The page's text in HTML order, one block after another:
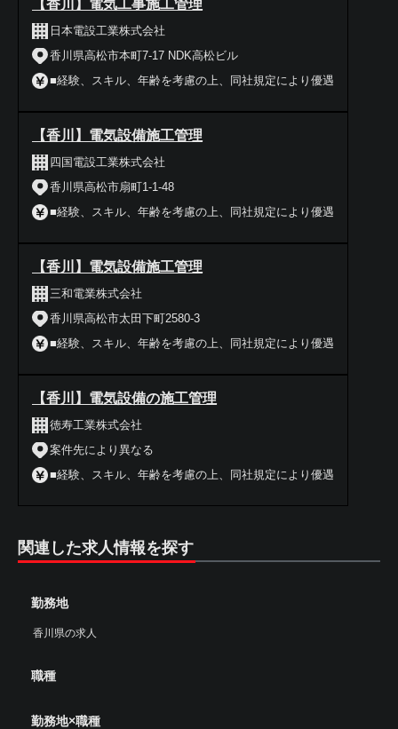
【香川】電気工事施工管理
日本電設工業株式会社
香川県高松市本町7‐17 NDK高松ビル
■経験、スキル、年齢を考慮の上、同社規定により優遇
【香川】電気設備施工管理
四国電設工業株式会社
香川県高松市扇町1-1-48
■経験、スキル、年齢を考慮の上、同社規定により優遇
【香川】電気設備施工管理
三和電業株式会社
香川県高松市太田下町2580-3
■経験、スキル、年齢を考慮の上、同社規定により優遇
【香川】電気設備の施工管理
徳寿工業株式会社
案件先により異なる
■経験、スキル、年齢を考慮の上、同社規定により優遇
関連した求人情報を探す
勤務地
香川県の求人
職種
勤務地×職種